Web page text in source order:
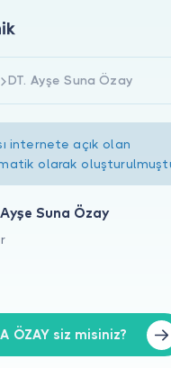
DT. Ayşe Suna Özay
internete açık olan
olarak
Suna Özay
ÖZAY siz misiniz?